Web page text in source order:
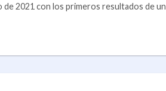
2021 con los primeros resultados de un